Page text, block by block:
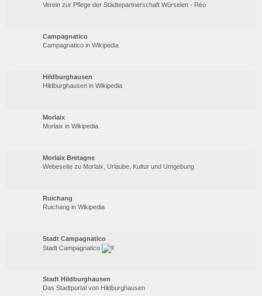
Verein zur Pflege der Städtepartnerschaft Würselen - Rèo
Campagnatico
Campagnatico in Wikipedia
Hildburghausen
Hildburghausen in Wikipedia
Morlaix
Morlaix in Wikipedia
Morlaix Bretagne
Webeseite zu Morlaix, Urlaube, Kultur und Umgebung
Ruichang
Ruichang in Wikipedia
Stadt Campagnatico
Stadt Campagnatico
Stadt Hildburghausen
Das Stadtportal von Hildburghausen